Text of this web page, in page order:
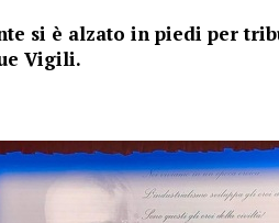
si è alzato in piedi per
Vigili.